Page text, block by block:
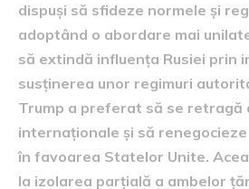
dispuși să sfideze normele și
adoptând o abordare mai
să extindă influența Rusiei prin
susținerea unor regimuri
Trump a preferat să se retragă
internaționale și să
în favoarea Statelor Unite.
la izolarea parțială a ambelor